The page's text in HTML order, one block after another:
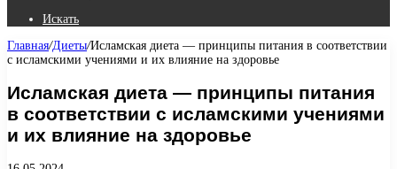
Искать
Главная/Диеты/Исламская диета — принципы питания в соответствии
с исламскими учениями и их влияние на здоровье
Исламская диета — принципы питания
в соответствии с исламскими учениями
и их влияние на здоровье